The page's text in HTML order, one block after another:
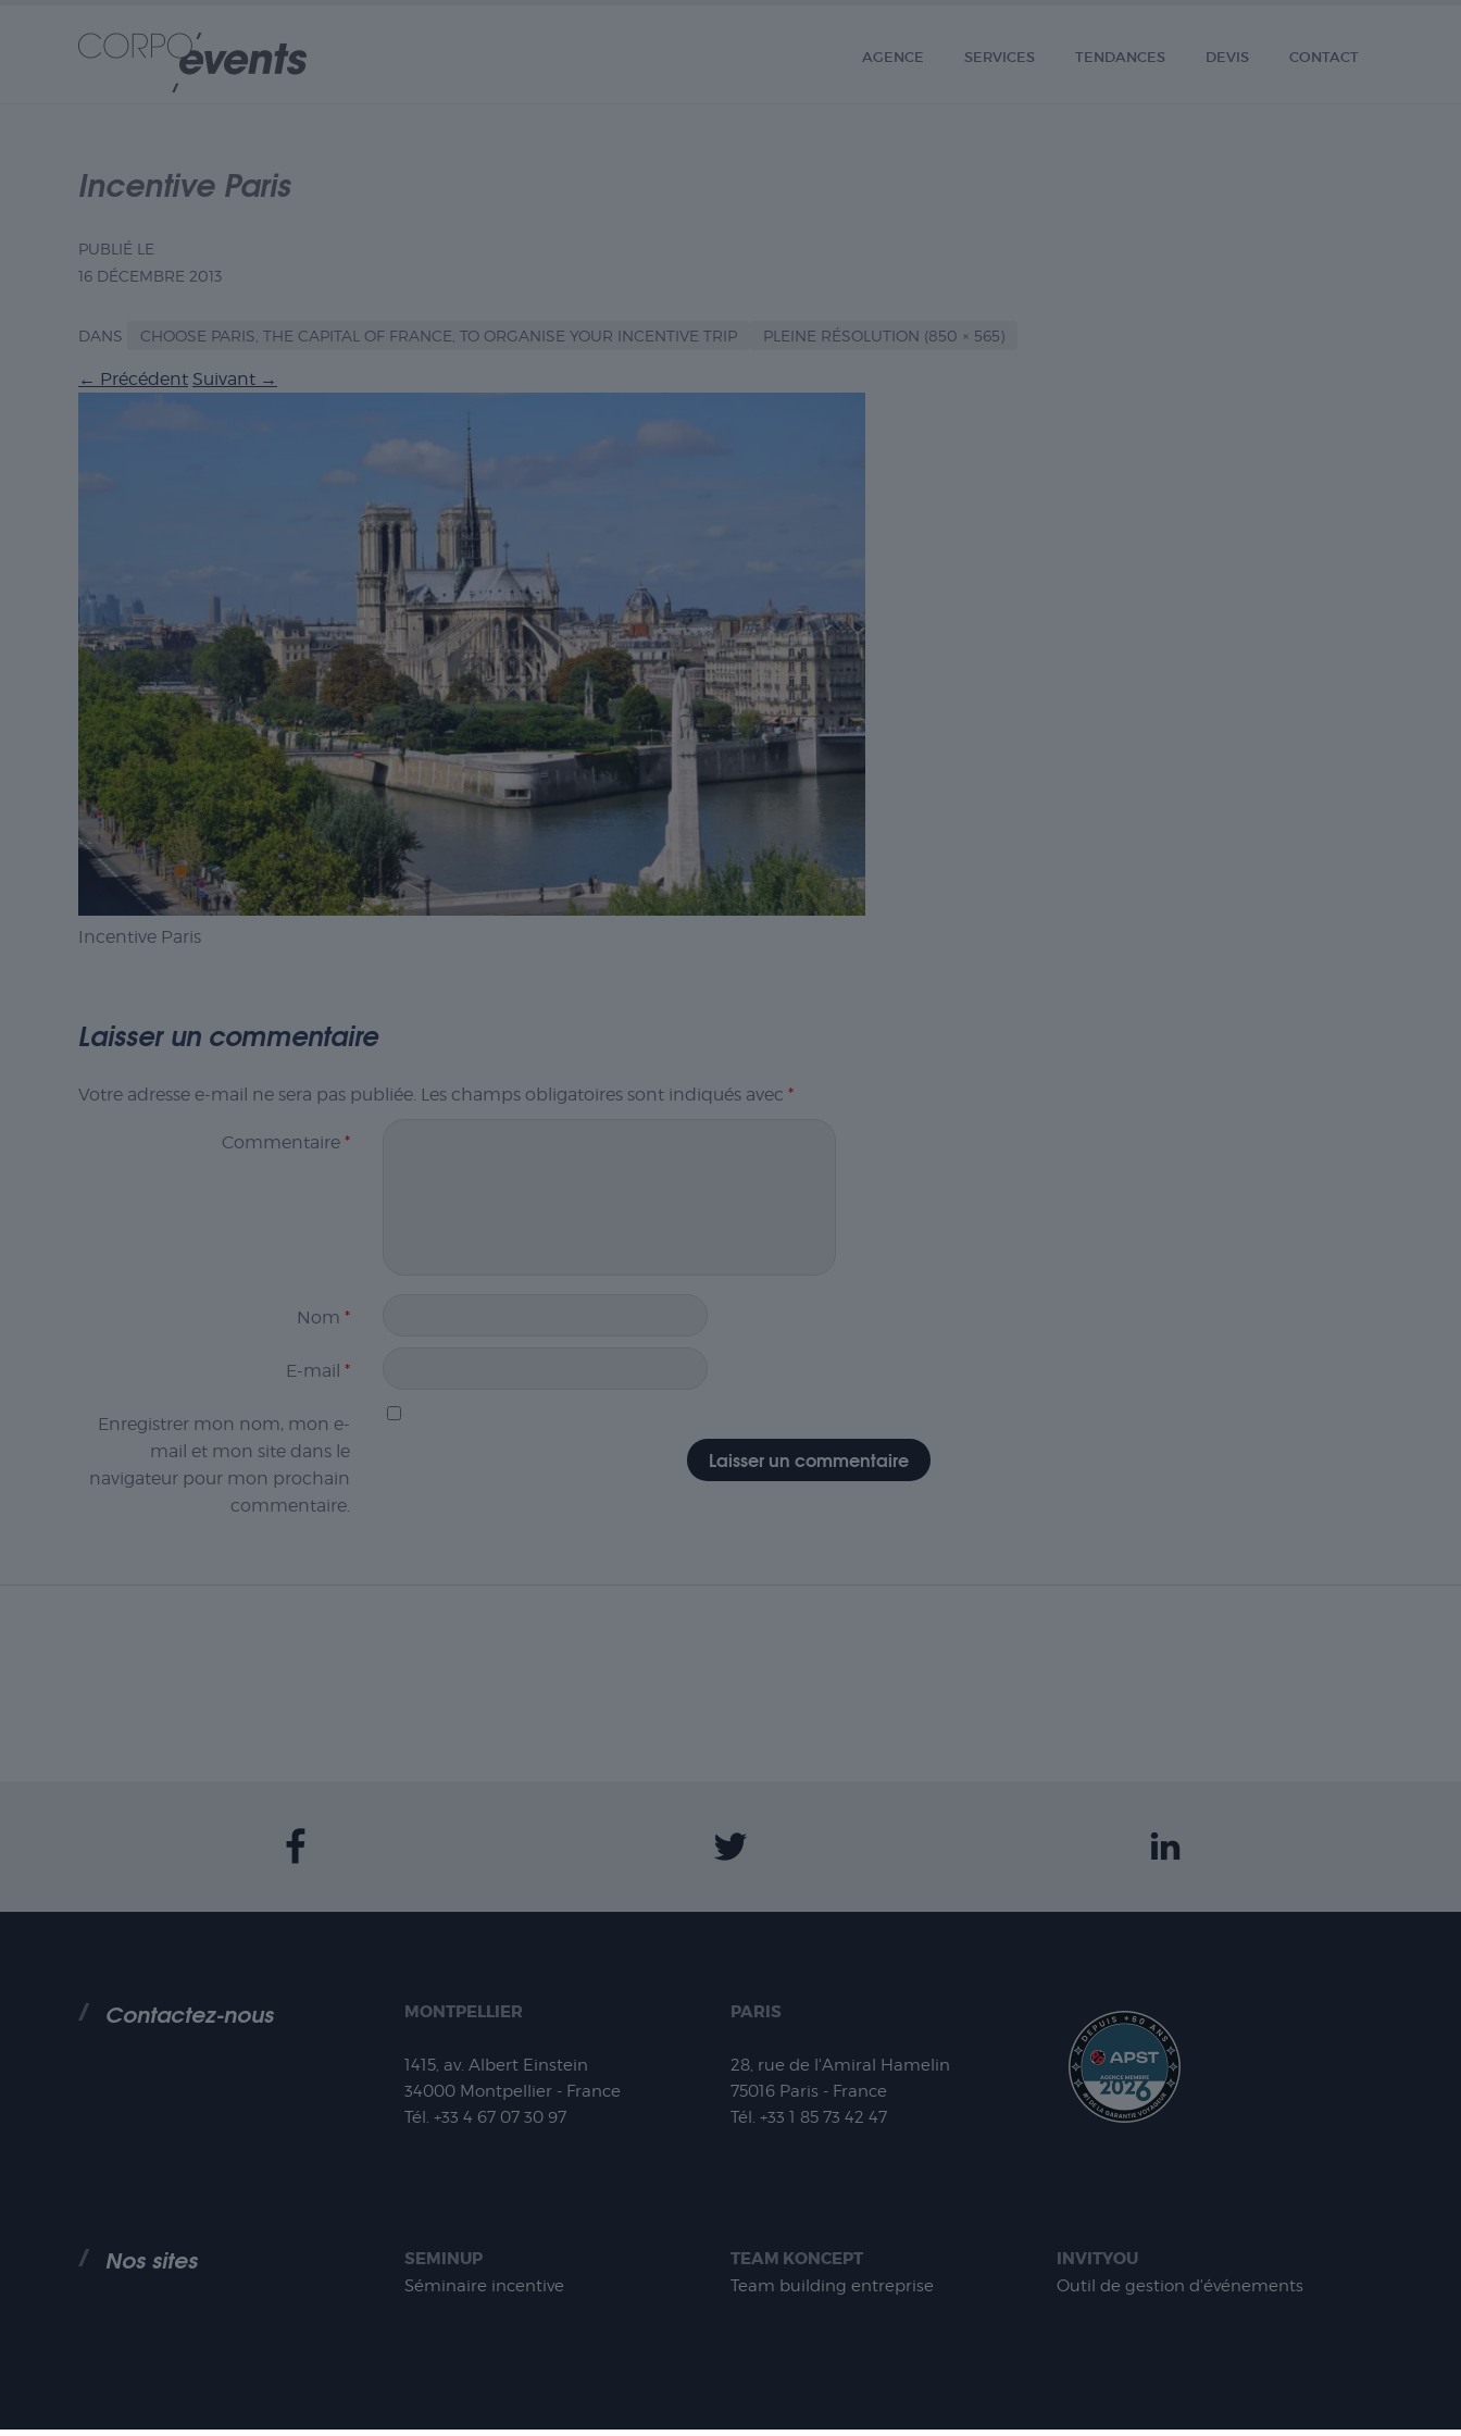
AGENCE SERVICES TENDANCES DEVIS CONTACT
Incentive Paris
PUBLIÉ LE
16 DÉCEMBRE 2013
DANS CHOOSE PARIS, THE CAPITAL OF FRANCE, TO ORGANISE YOUR INCENTIVE TRIP PLEINE RÉSOLUTION (850 × 565)
← Précédent Suivant →
Incentive Paris
Laisser un commentaire
Votre adresse e-mail ne sera pas publiée. Les champs obligatoires sont indiqués avec *
Commentaire *
Nom *
E-mail *
Enregistrer mon nom, mon e-
mail et mon site dans le
navigateur pour mon prochain
commentaire.
Contactez-nous MONTPELLIER
1415, av. Albert Einstein
34000 Montpellier - France
Tél. +33 4 67 07 30 97
PARIS
28, rue de l'Amiral Hamelin
75016 Paris - France
Tél. +33 1 85 73 42 47
Nos sites SEMINUP
Séminaire incentive
TEAM KONCEPT
Team building entreprise
INVITYOU
Outil de gestion d'événements